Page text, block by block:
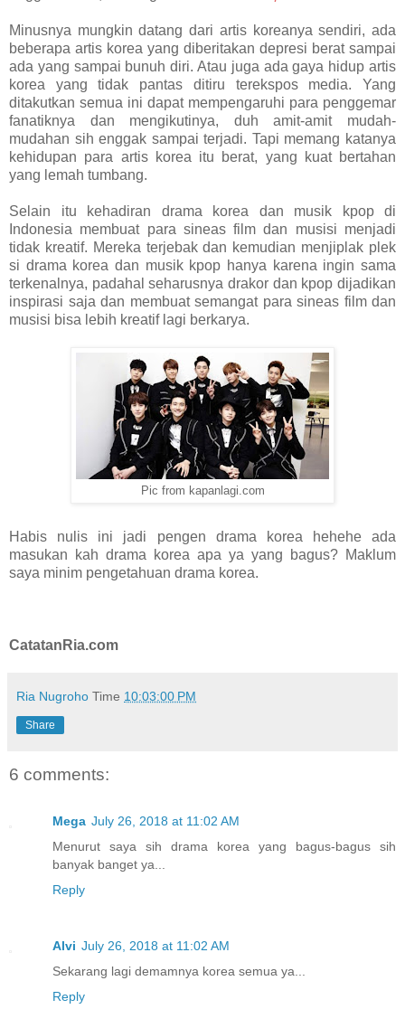
Minusnya mungkin datang dari artis koreanya sendiri, ada
beberapa artis korea yang diberitakan depresi berat sampai
ada yang sampai bunuh diri. Atau juga ada gaya hidup artis
korea yang tidak pantas ditiru terekspos media. Yang
ditakutkan semua ini dapat mempengaruhi para penggemar
fanatiknya dan mengikutinya, duh amit-amit mudah-
mudahan sih enggak sampai terjadi. Tapi memang katanya
kehidupan para artis korea itu berat, yang kuat bertahan
yang lemah tumbang.
Selain itu kehadiran drama korea dan musik kpop di
Indonesia membuat para sineas film dan musisi menjadi
tidak kreatif. Mereka terjebak dan kemudian menjiplak plek
si drama korea dan musik kpop hanya karena ingin sama
terkenalnya, padahal seharusnya drakor dan kpop dijadikan
inspirasi saja dan membuat semangat para sineas film dan
musisi bisa lebih kreatif lagi berkarya.
Pic from kapanlagi.com
Habis nulis ini jadi pengen drama korea hehehe ada
masukan kah drama korea apa ya yang bagus? Maklum
saya minim pengetahuan drama korea.
CatatanRia.com
Ria Nugroho Time 10:03:00 PM
Share
6 comments:
Mega July 26, 2018 at 11:02 AM
Menurut saya sih drama korea yang bagus-bagus sih
banyak banget ya...
Reply
Alvi July 26, 2018 at 11:02 AM
Sekarang lagi demamnya korea semua ya...
Reply